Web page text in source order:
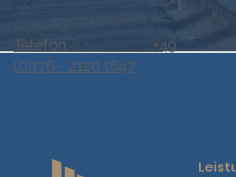
Telefon +49
(0)176 - 2120 1647